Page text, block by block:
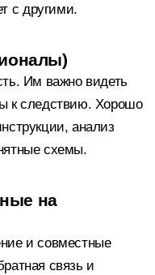
с другими.
Им важно видеть
к следствию. Хорошо
анализ
схемы.
на
и совместные
связь и